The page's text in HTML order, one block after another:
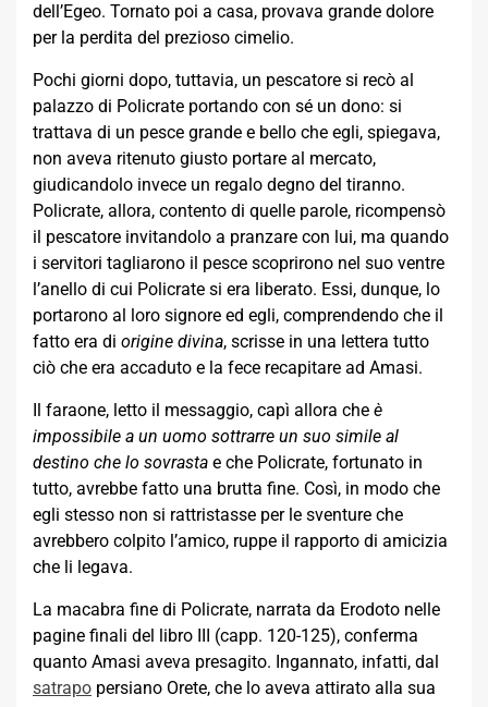
dell’Egeo. Tornato poi a casa, provava grande dolore
per la perdita del prezioso cimelio.
Pochi giorni dopo, tuttavia, un pescatore si recò al
palazzo di Policrate portando con sé un dono: si
trattava di un pesce grande e bello che egli, spiegava,
non aveva ritenuto giusto portare al mercato,
giudicandolo invece un regalo degno del tiranno.
Policrate, allora, contento di quelle parole, ricompensò
il pescatore invitandolo a pranzare con lui, ma quando
i servitori tagliarono il pesce scoprirono nel suo ventre
l’anello di cui Policrate si era liberato. Essi, dunque, lo
portarono al loro signore ed egli, comprendendo che il
fatto era di origine divina, scrisse in una lettera tutto
ciò che era accaduto e la fece recapitare ad Amasi.
Il faraone, letto il messaggio, capì allora che è
impossibile a un uomo sottrarre un suo simile al
destino che lo sovrasta e che Policrate, fortunato in
tutto, avrebbe fatto una brutta fine. Così, in modo che
egli stesso non si rattristasse per le sventure che
avrebbero colpito l’amico, ruppe il rapporto di amicizia
che li legava.
La macabra fine di Policrate, narrata da Erodoto nelle
pagine finali del libro III (capp. 120-125), conferma
quanto Amasi aveva presagito. Ingannato, infatti, dal
satrapo persiano Orete, che lo aveva attirato alla sua